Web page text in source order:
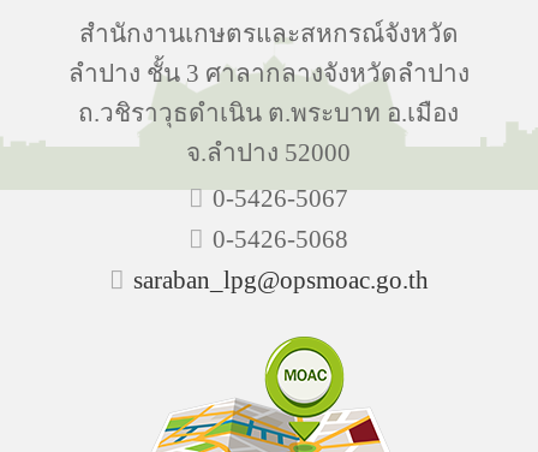
สำนักงานเกษตรและสหกรณ์จังหวัด
ลำปาง ชั้น 3 ศาลากลางจังหวัดลำปาง
ถ.วชิราวุธดำเนิน ต.พระบาท อ.เมือง
จ.ลำปาง 52000
0-5426-5067
0-5426-5068
saraban_lpg@opsmoac.go.th